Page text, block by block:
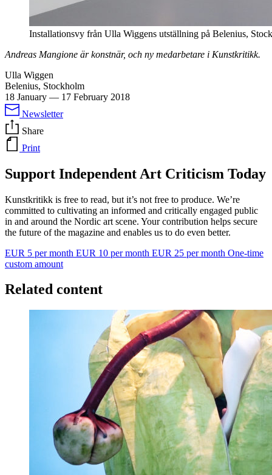
Installationsvy från Ulla Wiggens utställning på Belenius,
Andreas Mangione är konstnär, och ny medarbetare i Kunstkritikk.
Ulla Wiggen
Belenius, Stockholm
18 January — 17 February 2018
Newsletter
Share
Print
Support Independent Art Criticism Today
Kunstkritikk is free to read, but it’s not free to produce. We’re
committed to cultivating an informed and critically engaged public
in and around the Nordic art scene. Your contribution helps secure
the future of the magazine and enables us to do even better.
EUR 5 per month EUR 10 per month EUR 25 per month One-time
custom amount
Related content